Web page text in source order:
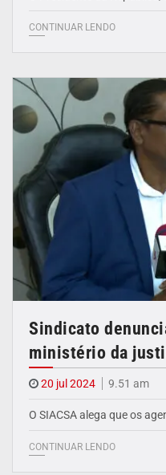
CONTINUAR LENDO
Sindicato
ministério da
20 jul 2024 9.51 am
O SIACSA alega que os
CONTINUAR LENDO